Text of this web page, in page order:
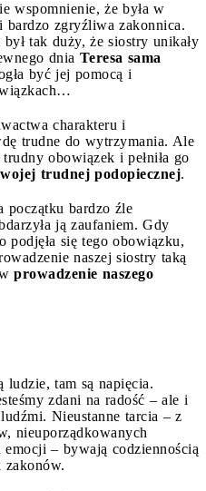
wspomnienie, że była w
bardzo zgryźliwa zakonnica.
tak duży, że siostry unikały
dnia Teresa sama
być jej pomocą i
charakteru i
trudne do wytrzymania. Ale
trudny obowiązek i pełniła go
trudnej podopiecznej.
początku bardzo źle
ją zaufaniem. Gdy
podjęła się tego obowiązku,
naszej siostry taką
prowadzenie naszego
ludzie, tam są napięcia.
zdani na radość – ale i
Nieustanne tarcia – z
nieuporządkowanych
– bywają codziennością